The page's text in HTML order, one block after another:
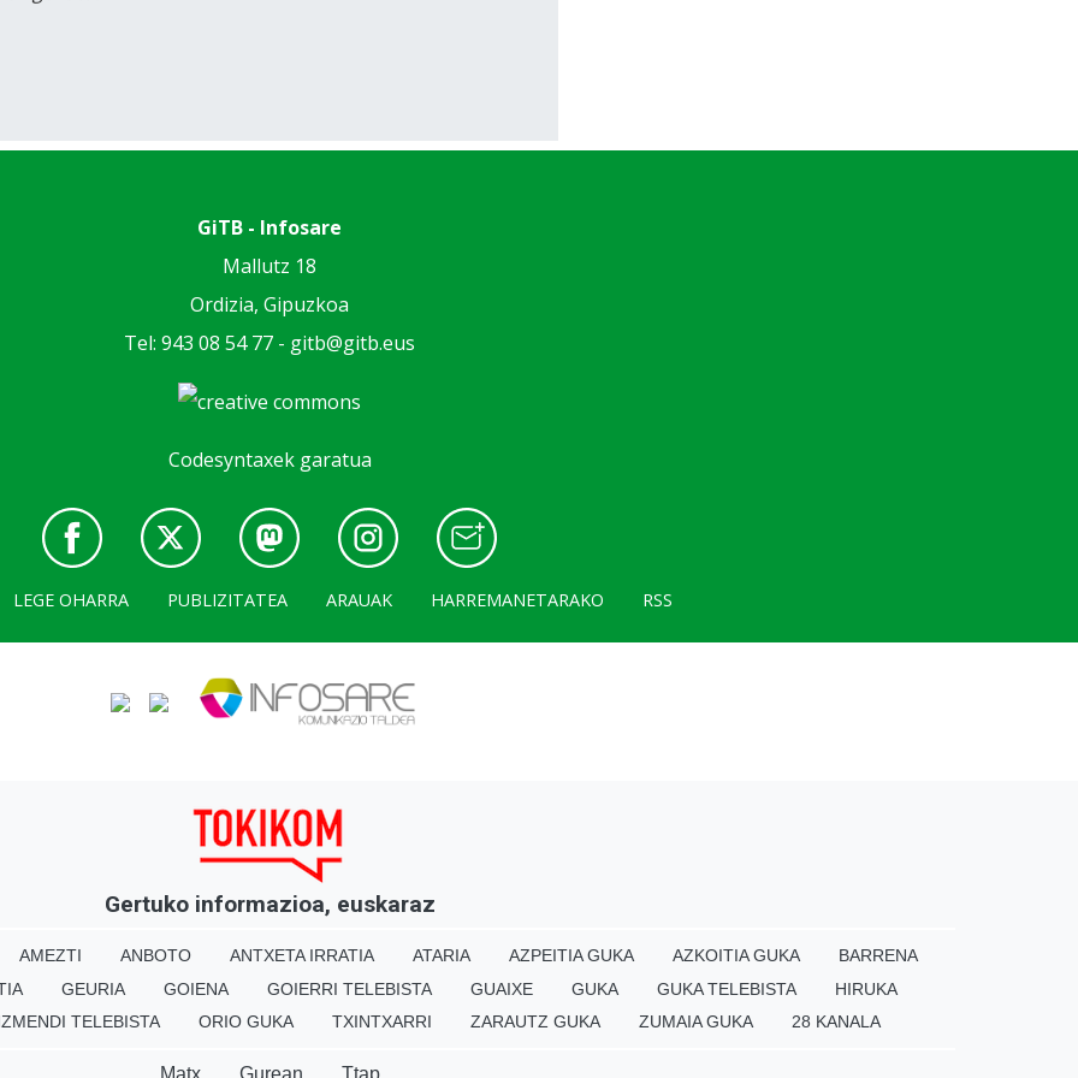
GiTB - Infosare
Mallutz 18
Ordizia, Gipuzkoa
Tel: 943 08 54 77 - gitb@gitb.eus
Codesyntaxek garatua
LEGE OHARRA PUBLIZITATEA ARAUAK HARREMANETARAKO RSS
Gertuko informazioa, euskaraz
AMEZTI ANBOTO ANTXETA IRRATIA ATARIA AZPEITIA GUKA AZKOITIA GUKA
BARRENA
GEURIA GOIENA GOIERRI TELEBISTA GUAIXE GUKA GUKA TELEBISTA
HIRUKA
TELEBISTA ORIO GUKA TXINTXARRI ZARAUTZ GUKA ZUMAIA GUKA 28 KANALA
Matx Gurean Ttap